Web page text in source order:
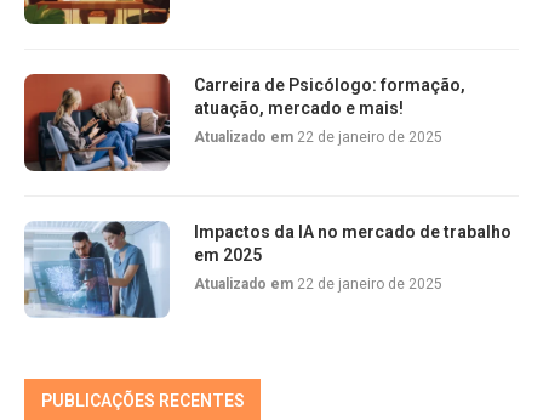
Carreira de Psicólogo: formação,
atuação, mercado e mais!
Atualizado em 22 de janeiro de 2025
Impactos da IA no mercado de trabalho
em 2025
Atualizado em 22 de janeiro de 2025
PUBLICAÇÕES RECENTES